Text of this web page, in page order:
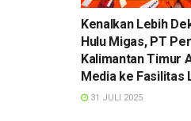
Kenalkan Lebih
Hulu Migas, PT
Kalimantan Timur
Media ke Fasilitas
31 JULI 2025